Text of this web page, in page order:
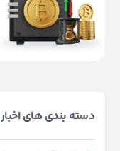
دسته بندی های اخبار